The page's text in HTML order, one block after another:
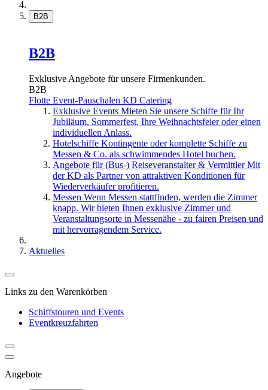
B2B
B2B
Exklusive Angebote für unsere Firmenkunden.
B2B
Flotte Event-Pauschalen KD Catering
Exklusive Events Mieten Sie unsere Schiffe für Ihr
Jubiläum, Sommerfest, Ihre Weihnachtsfeier oder einen
individuellen Anlass.
Hotelschiffe Kontingente oder komplette Schiffe zu
Messen & Co. als schwimmendes Hotel buchen.
Angebote für (Bus-) Reiseveranstalter & Vermittler Mit
der KD als Partner von attraktiven Konditionen für
Wiederverkäufer profitieren.
Messen Wenn Messen stattfinden, werden die Zimmer
knapp. Wir bieten Ihnen exklusive Zimmer und
Veranstaltungsorte in Messenähe - zu fairen Preisen und
mit hervorragendem Service.
Aktuelles
Links zu den Warenkörben
Schiffstouren und Events
Eventkreuzfahrten
Angebote